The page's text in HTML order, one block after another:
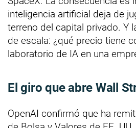
inteligencia artificial deja de
terreno del capital privado. Y
de escala: ¿qué precio tiene
laboratorio de IA en una
El giro que abre Wall
OpenAI confirmó que ha